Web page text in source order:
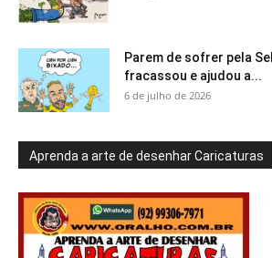
Parem de sofrer pela
fracassou e ajudou a...
6 de julho de 2026
Aprenda a arte de desenhar Caricaturas